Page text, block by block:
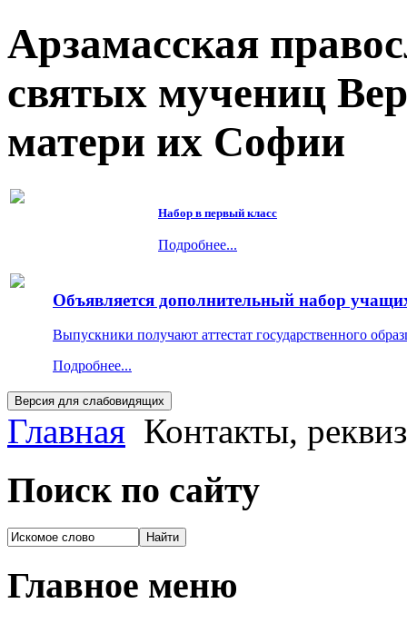
Арзамасская
святых мучениц
матери их Софии
Набор в первый класс
Подробнее...
Объявляется дополнительный набор
Выпускники получают аттестат государственного
Подробнее...
Главная Контакты,
Поиск по сайту
Главное меню